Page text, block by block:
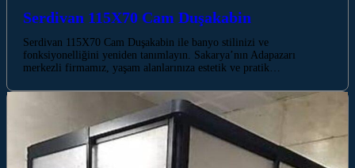
Serdivan 115X70 Cam Duşakabin
Serdivan 115X70 Cam Duşakabin ile banyo stilinizi ve
fonksiyonelliğini yeniden tanımlayın. Sakarya’nın Adapazarı
merkezli firmamız, yaşam alanlarınıza estetik ve pratik…